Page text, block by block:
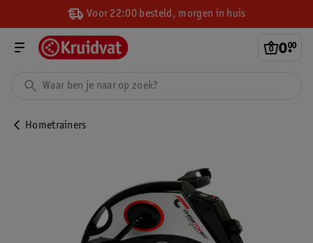
Voor 22:00 besteld, morgen in huis
0.
00
Hometrainers